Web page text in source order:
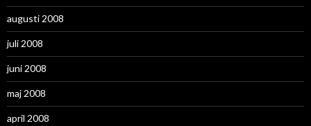
augusti 2008
juli 2008
juni 2008
maj 2008
april 2008